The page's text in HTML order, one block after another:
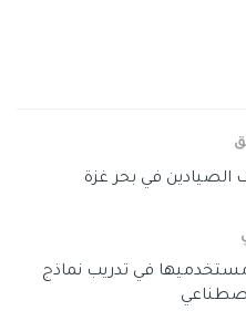
الصيادين في بحر غزة
في تدريب نماذج